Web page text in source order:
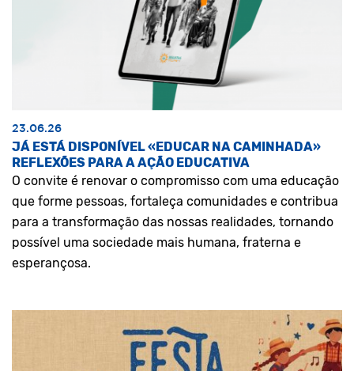
23.06.26
JÁ ESTÁ DISPONÍVEL «EDUCAR NA CAMINHADA»
REFLEXÕES PARA A AÇÃO EDUCATIVA
O convite é renovar o compromisso com uma educação
que forme pessoas, fortaleça comunidades e contribua
para a transformação das nossas realidades, tornando
possível uma sociedade mais humana, fraterna e
esperançosa.